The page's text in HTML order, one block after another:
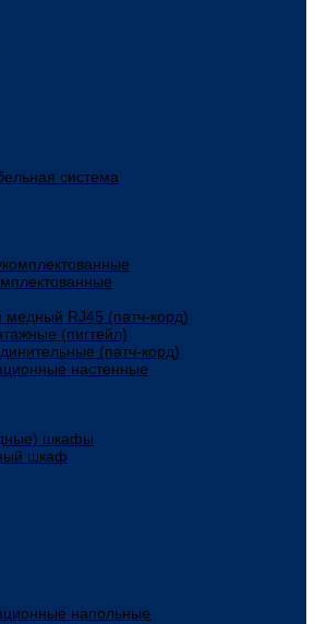
система
RJ45 (патч-корд)
(пигтейл)
(патч-корд)
настенные
шкафы
шкаф
напольные